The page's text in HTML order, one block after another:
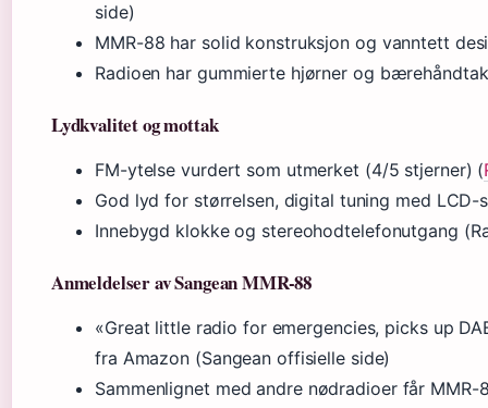
side)
MMR-88 har solid konstruksjon og vanntett
Radioen har gummierte hjørner og
Lydkvalitet og mottak
FM-ytelse vurdert som utmerket (4/5 stjerner) (
God lyd for størrelsen, digital tuning med LCD-
Innebygd klokke og stereohodtelefonutgang
Anmeldelser av Sangean MMR-88
«Great little radio for emergencies, picks up
fra Amazon (Sangean offisielle side)
Sammenlignet med andre nødradioer får